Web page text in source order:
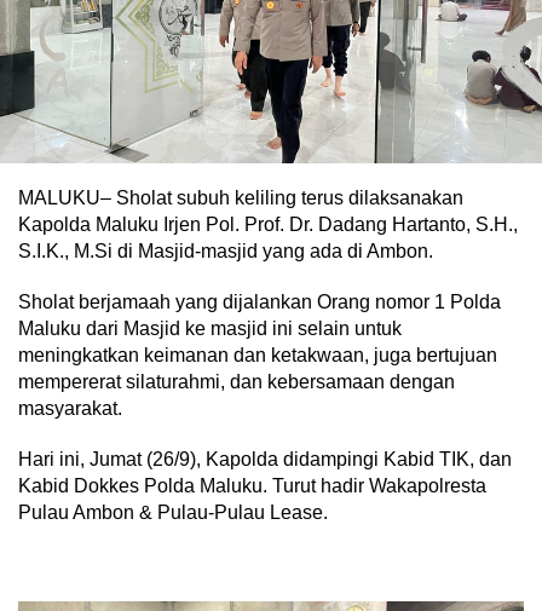
MALUKU– Sholat subuh keliling terus dilaksanakan
Kapolda Maluku Irjen Pol. Prof. Dr. Dadang Hartanto, S.H.,
S.I.K., M.Si di Masjid-masjid yang ada di Ambon.
Sholat berjamaah yang dijalankan Orang nomor 1 Polda
Maluku dari Masjid ke masjid ini selain untuk
meningkatkan keimanan dan ketakwaan, juga bertujuan
mempererat silaturahmi, dan kebersamaan dengan
masyarakat.
Hari ini, Jumat (26/9), Kapolda didampingi Kabid TIK, dan
Kabid Dokkes Polda Maluku. Turut hadir Wakapolresta
Pulau Ambon & Pulau-Pulau Lease.